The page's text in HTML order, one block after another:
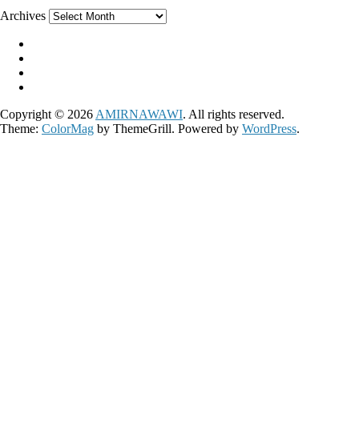
Archives
Copyright © 2026 AMIRNAWAWI. All rights reserved.
Theme: ColorMag by ThemeGrill. Powered by WordPress.